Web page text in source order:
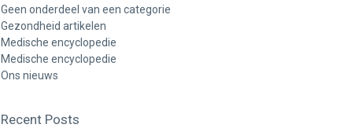
Geen onderdeel van een categorie
Gezondheid artikelen
Medische encyclopedie
Medische encyclopedie
Ons nieuws
Recent Posts